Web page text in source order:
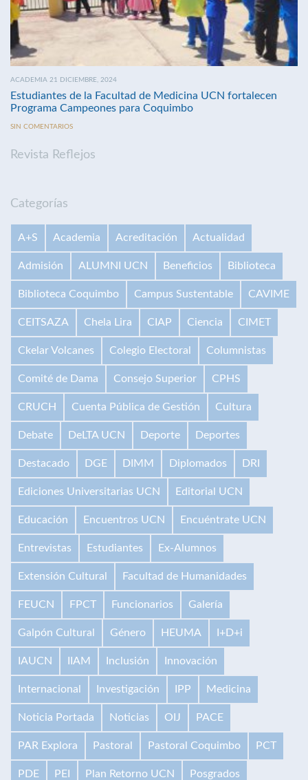
ACADEMIA 21 DICIEMBRE, 2024
Estudiantes de la Facultad de Medicina UCN fortalecen
Programa Campeones para Coquimbo
SIN COMENTARIOS
Revista Reflejos
Categorías
A+S Academia Acreditación Actualidad
Admisión ALUMNI UCN Beneficios Biblioteca
Biblioteca Coquimbo Campus Sustentable CAVIME
CEITSAZA Chela Lira CIAP Ciencia CIMET
Ckelar Volcanes Colegio Electoral Columnistas
Comité de Dama Consejo Superior CPHS
CRUCH Cuenta Pública de Gestión Cultura
Debate DeLTA UCN Deporte Deportes
Destacado DGE DIMM Diplomados DRI
Ediciones Universitarias UCN Editorial UCN
Educación Encuentros UCN Encuéntrate UCN
Entrevistas Estudiantes Ex-Alumnos
Extensión Cultural Facultad de Humanidades
FEUCN FPCT Funcionarios Galería
Galpón Cultural Género HEUMA I+D+i
IAUCN IIAM Inclusión Innovación
Internacional Investigación IPP Medicina
Noticia Portada Noticias OIJ PACE
PAR Explora Pastoral Pastoral Coquimbo PCT
PDE PEI Plan Retorno UCN Posgrados